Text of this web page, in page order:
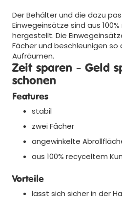
Der Behälter und die dazu
Einwegeinsätze sind aus
hergestellt. Die
Fächer und beschleunigen so
Aufräumen.
Zeit sparen - Geld
schonen
Features
stabil
zwei Fächer
angewinkelte
aus 100% recyceltem
Vorteile
lässt sich sicher in der